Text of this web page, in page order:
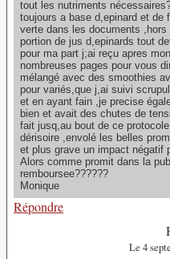
tout les nutriments
toujours a base d,epinard et de
verte dans les documents
portion de jus d,epinards tout
pour ma part j;ai reçu apres
nombreuses pages pour vous
mélangé avec des smoothies
pour variés,que j,ai suivi
et en ayant fain ,je precise
bien et avait des chutes de
fait jusq,au bout de ce
dérisoire ,envolé les belles
et plus grave un impact négatif
Alors comme promit dans la
remboursee??????
Monique
Répondre
Le 4